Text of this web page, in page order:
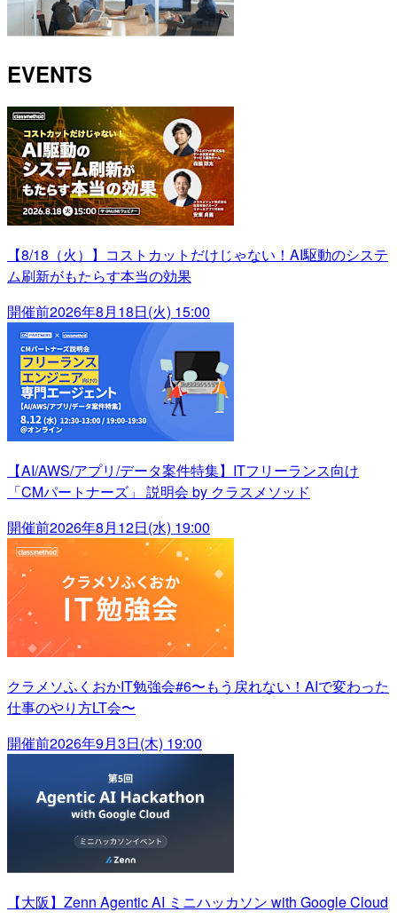
EVENTS
【8/18（火）】コストカットだけじゃない！AI駆動のシステ
ム刷新がもたらす本当の効果
開催前2026年8月18日(火) 15:00
【AI/AWS/アプリ/データ案件特集】ITフリーランス向け
「CMパートナーズ」 説明会 by クラスメソッド
開催前2026年8月12日(水) 19:00
クラメソふくおかIT勉強会#6〜もう戻れない！AIで変わった
仕事のやり方LT会〜
開催前2026年9月3日(木) 19:00
【大阪】Zenn Agentic AI ミニハッカソン with Google Cloud